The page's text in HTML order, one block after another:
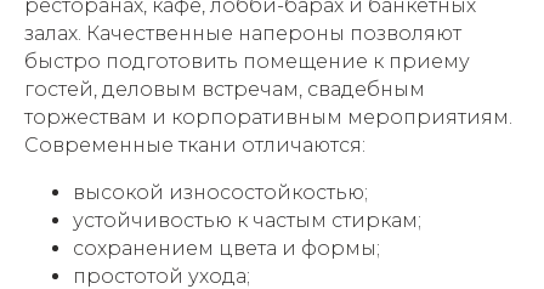
ресторанах, кафе, лобби-барах и банкетных
залах. Качественные напероны позволяют
быстро подготовить помещение к приему
гостей, деловым встречам, свадебным
торжествам и корпоративным мероприятиям.
Современные ткани отличаются:
высокой износостойкостью;
устойчивостью к частым стиркам;
сохранением цвета и формы;
простотой ухода;